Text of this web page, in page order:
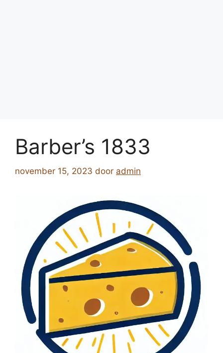
Barber’s 1833
november 15, 2023 door admin